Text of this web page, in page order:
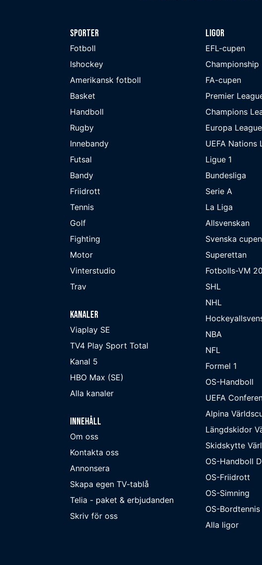
Sporter
Fotboll
Ishockey
Amerikansk fotboll
Basket
Handboll
Rugby
Innebandy
Futsal
Bandy
Friidrott
Tennis
Golf
Fighting
Motor
Vinterstudio
Trav
Kanaler
Viaplay SE
TV4 Play Sport Total
Kanal 5
HBO Max (SE)
Alla kanaler
Innehåll
Om oss
Kontakta oss
Annonsera
Skapa egen TV-tablå
Telia - paket & erbjudanden
Skriv för oss
Ligor
EFL-cupen
Championship
FA-cupen
Premier
Champions
Europa League
UEFA Nations
Ligue 1
Bundesliga
Serie A
La Liga
Allsvenskan
Svenska cupen
Superettan
Fotbolls-VM
SHL
NHL
NBA
NFL
Formel 1
OS-Handboll
UEFA
Alpina
Längdskidor
Skidskytte
OS-Handboll
OS-Friidrott
OS-Simning
OS-Bordtennis
Alla ligor